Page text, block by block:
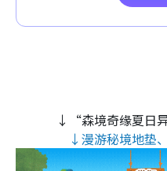
↓“森境奇缘夏日
↓漫游秘境地垫